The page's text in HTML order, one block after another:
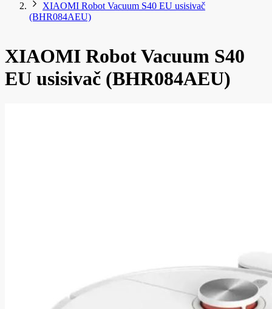
XIAOMI Robot Vacuum S40 EU usisivač
(BHR084AEU)
XIAOMI Robot Vacuum S40
EU usisivač (BHR084AEU)